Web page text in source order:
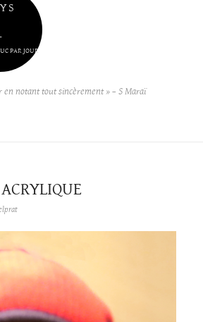
PAR JOUR
en notant tout sincèrement » – S Maraï